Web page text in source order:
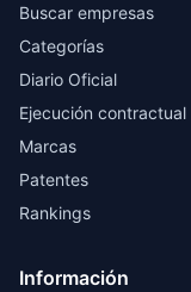
Buscar empresas
Categorías
Diario Oficial
Ejecución contractual
Marcas
Patentes
Rankings
Información